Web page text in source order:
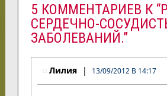
5 КОММЕНТАРИЕВ К
СЕРДЕЧНО-
ЗАБОЛЕВАНИЙ.”
Лилия 13/09/2012 В 14:17